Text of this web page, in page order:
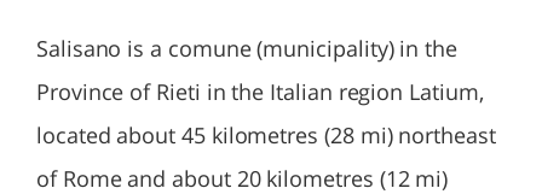
Salisano is a comune (municipality) in the
Province of Rieti in the Italian region Latium,
located about 45 kilometres (28 mi) northeast
of Rome and about 20 kilometres (12 mi)